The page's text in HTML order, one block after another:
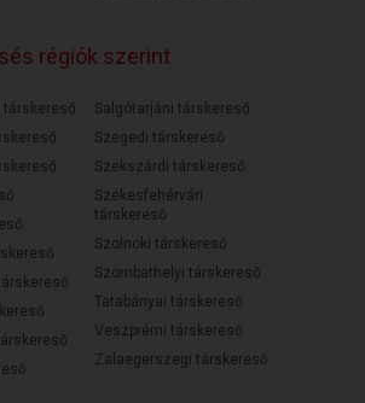
régiók szerint
társkereső
Salgótarjáni társkereső
Szegedi társkereső
Szekszárdi társkereső
Székesfehérvári
társkereső
Szolnoki társkereső
Szombathelyi társkereső
Tatabányai társkereső
Veszprémi társkereső
Zalaegerszegi társkereső